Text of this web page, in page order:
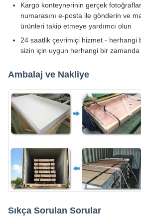
Kargo konteynerinin gerçek
numarasını e-posta ile gönderin ve
ürünleri takip etmeye yardımcı olun
24 saatlik çevrimiçi hizmet - herhangi
sizin için uygun herhangi bir
Ambalaj ve Nakliye
Sıkça Sorulan Sorular